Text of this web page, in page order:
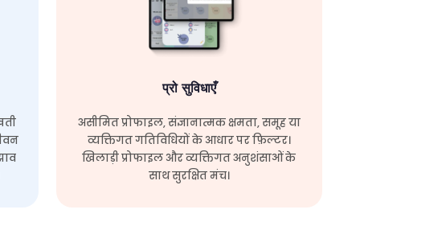
प्रो सुविधाएँ
असीमित प्रोफाइल, संज्ञानात्मक क्षमता, समूह या
व्यक्तिगत गतिविधियों के आधार पर फ़िल्टर।
खिलाड़ी प्रोफाइल और व्यक्तिगत अनुशंसाओं के
साथ सुरक्षित मंच।